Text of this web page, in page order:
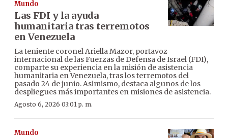
Mundo
Las FDI y la ayuda
humanitaria tras terremotos
en Venezuela
La teniente coronel Ariella Mazor, portavoz
internacional de las Fuerzas de Defensa de Israel (FDI),
comparte su experiencia en la misión de asistencia
humanitaria en Venezuela, tras los terremotos del
pasado 24 de junio. Asimismo, destaca algunos de los
despliegues más importantes en misiones de asistencia.
Agosto 6, 2026 03:01 p. m.
Mundo